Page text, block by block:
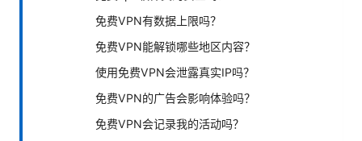
免费VPN有数据上限吗？
免费VPN能解锁哪些地区内容？
使用免费VPN会泄露真实IP吗？
免费VPN的广告会影响体验吗？
免费VPN会记录我的活动吗？